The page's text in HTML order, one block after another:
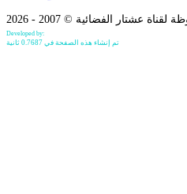
عشتار الفضائية © 2007 - 2026
Developed by:
تم إنشاء هذه الصفحة في 0.7687 ثانية